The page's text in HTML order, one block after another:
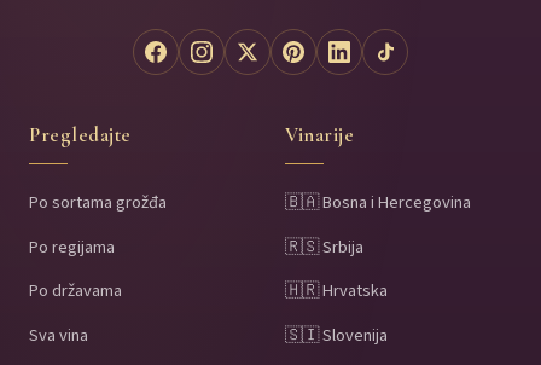
Pregledajte
Po sortama grožđa
Po regijama
Po državama
Sva vina
Vinarije
🇧🇦 Bosna i Hercegovina
🇷🇸 Srbija
🇭🇷 Hrvatska
🇸🇮 Slovenija